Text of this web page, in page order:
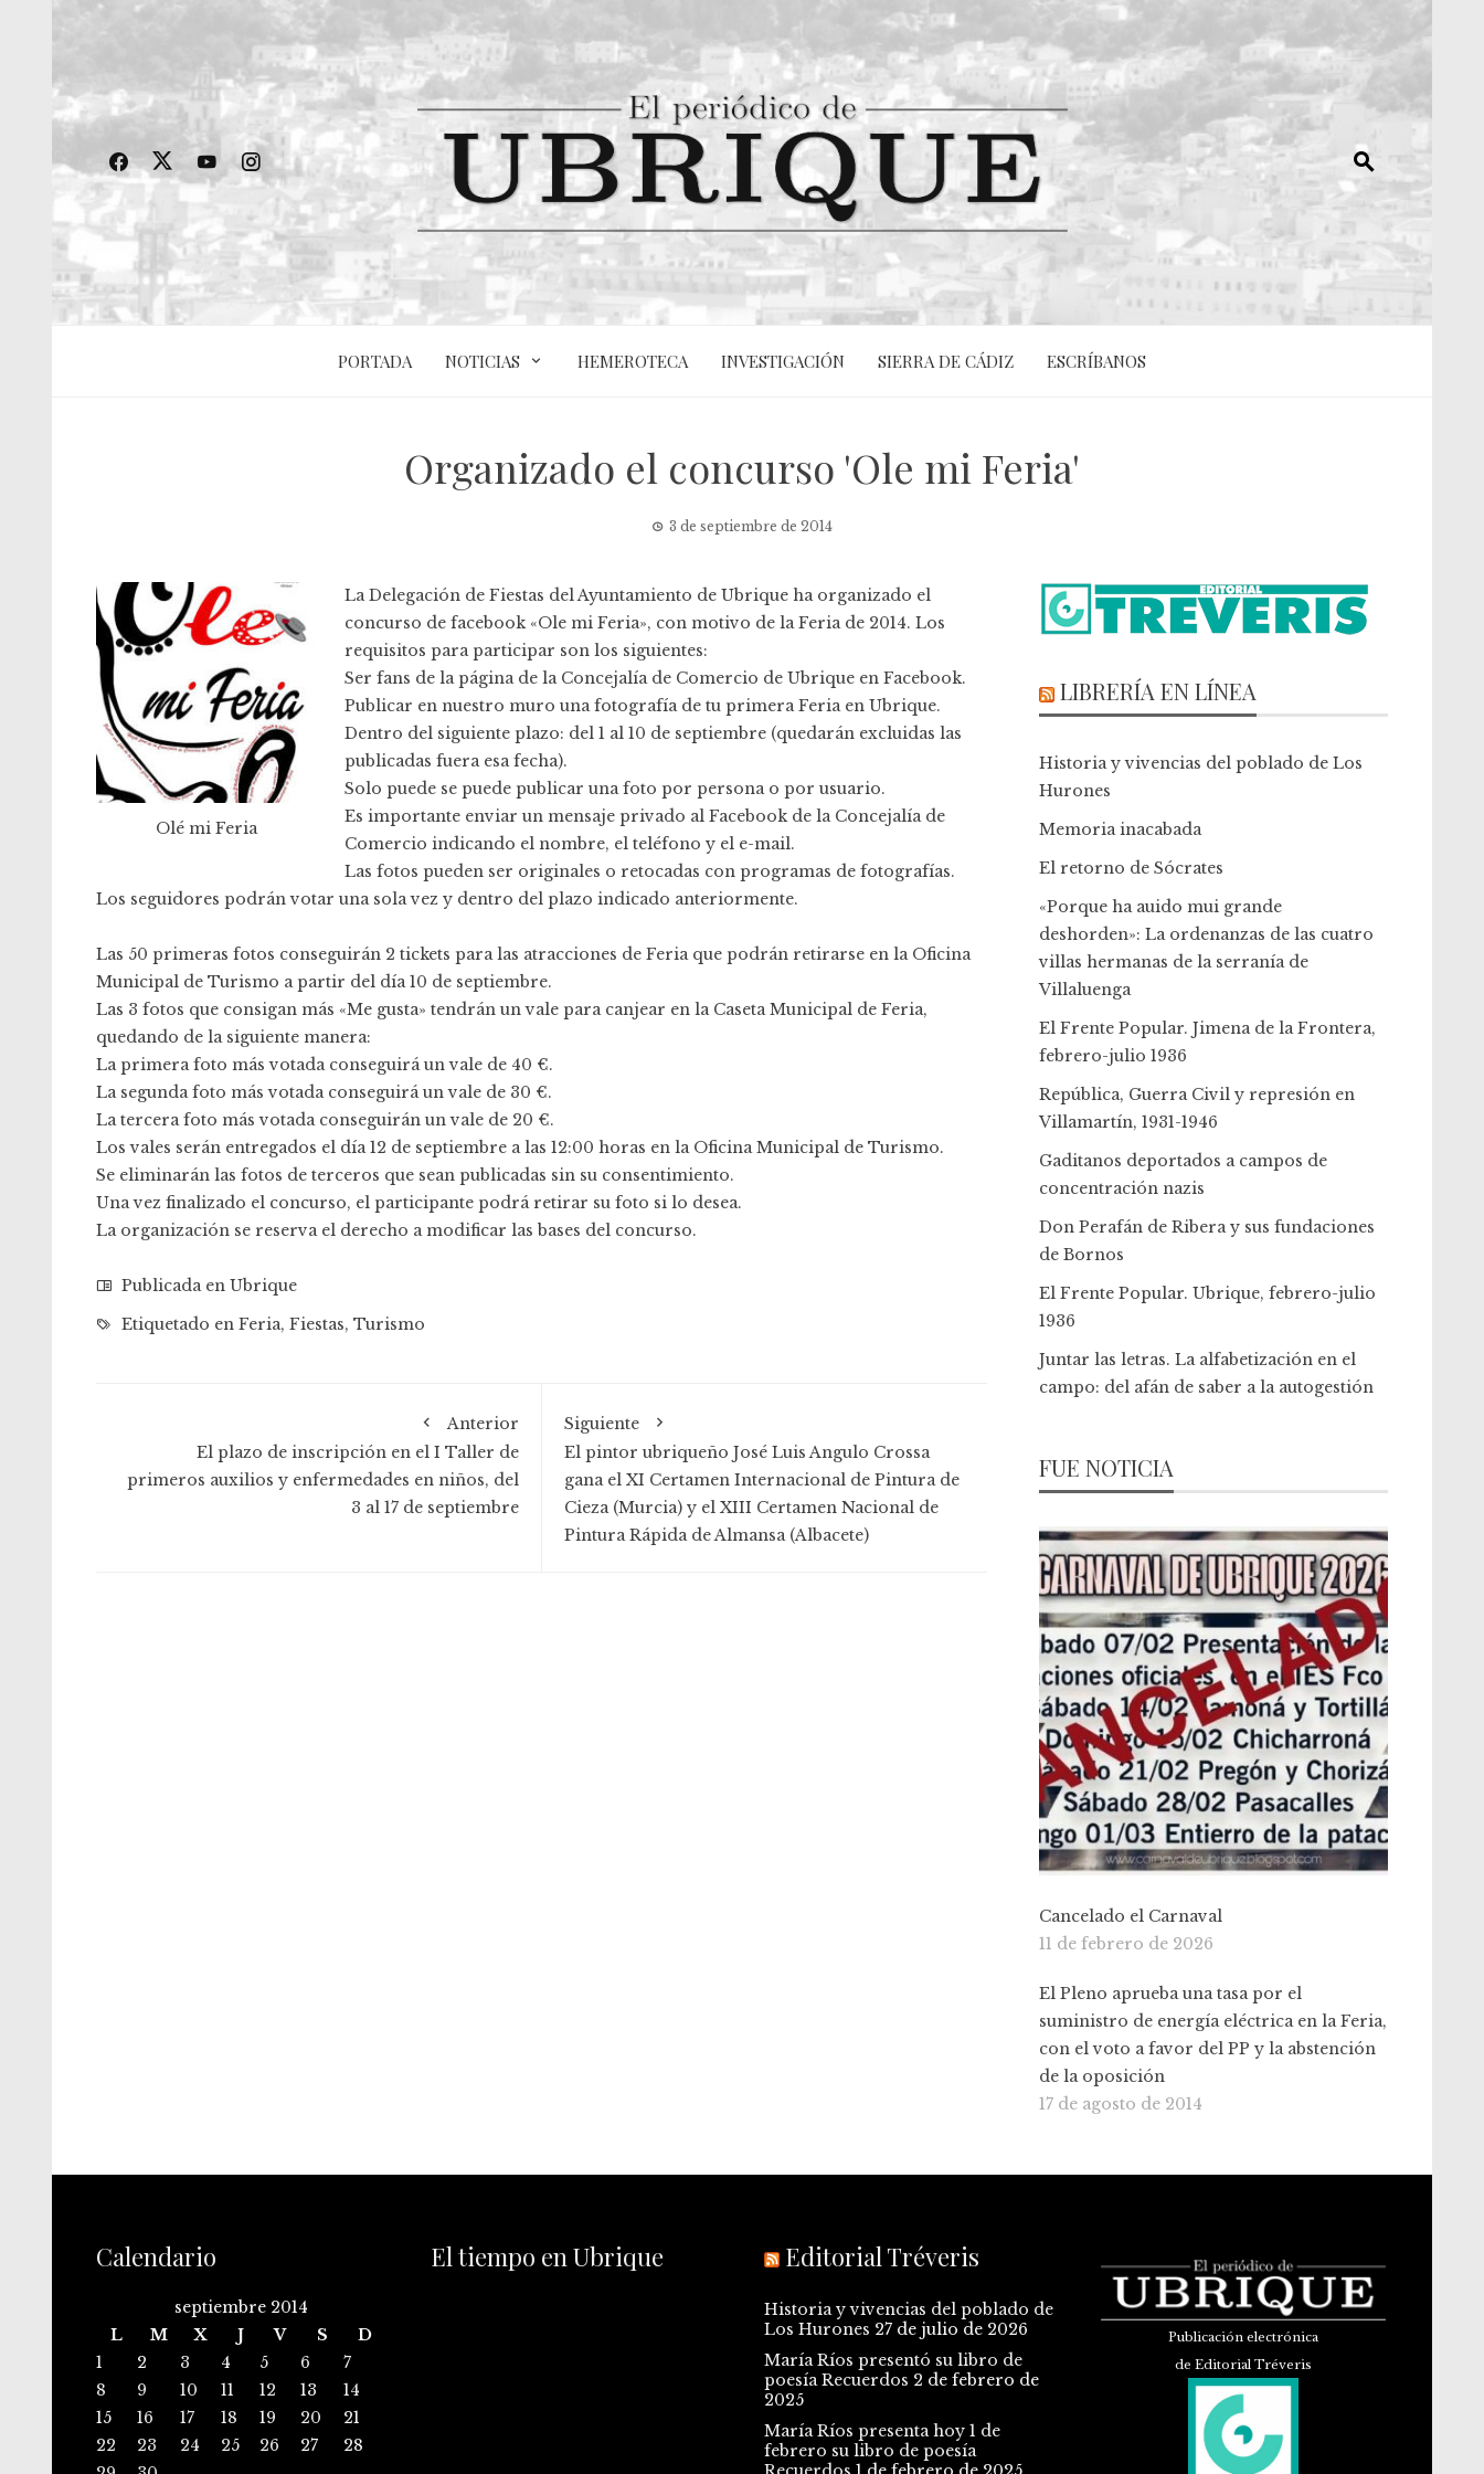
PORTADA NOTICIAS HEMEROTECA INVESTIGACIÓN SIERRA DE CÁDIZ ESCRÍBANOS
Organizado el concurso 'Ole mi Feria'
3 de septiembre de 2014
Olé mi Feria
La Delegación de Fiestas del Ayuntamiento de Ubrique ha organizado el
concurso de facebook «Ole mi Feria», con motivo de la Feria de 2014. Los
requisitos para participar son los siguientes:
Ser fans de la página de la Concejalía de Comercio de Ubrique en Facebook.
Publicar en nuestro muro una fotografía de tu primera Feria en Ubrique.
Dentro del siguiente plazo: del 1 al 10 de septiembre (quedarán excluidas las
publicadas fuera esa fecha).
Solo puede se puede publicar una foto por persona o por usuario.
Es importante enviar un mensaje privado al Facebook de la Concejalía de
Comercio indicando el nombre, el teléfono y el e-mail.
Las fotos pueden ser originales o retocadas con programas de fotografías.
Los seguidores podrán votar una sola vez y dentro del plazo indicado anteriormente.
Las 50 primeras fotos conseguirán 2 tickets para las atracciones de Feria que podrán retirarse en la Oficina
Municipal de Turismo a partir del día 10 de septiembre.
Las 3 fotos que consigan más «Me gusta» tendrán un vale para canjear en la Caseta Municipal de Feria,
quedando de la siguiente manera:
La primera foto más votada conseguirá un vale de 40 €.
La segunda foto más votada conseguirá un vale de 30 €.
La tercera foto más votada conseguirán un vale de 20 €.
Los vales serán entregados el día 12 de septiembre a las 12:00 horas en la Oficina Municipal de Turismo.
Se eliminarán las fotos de terceros que sean publicadas sin su consentimiento.
Una vez finalizado el concurso, el participante podrá retirar su foto si lo desea.
La organización se reserva el derecho a modificar las bases del concurso.
Publicada en Ubrique
Etiquetado en Feria, Fiestas, Turismo
Anterior
El plazo de inscripción en el I Taller de
primeros auxilios y enfermedades en niños, del
3 al 17 de septiembre
Siguiente
El pintor ubriqueño José Luis Angulo Crossa
gana el XI Certamen Internacional de Pintura de
Cieza (Murcia) y el XIII Certamen Nacional de
Pintura Rápida de Almansa (Albacete)
LIBRERÍA EN LÍNEA
Historia y vivencias del poblado de Los
Hurones
Memoria inacabada
El retorno de Sócrates
«Porque ha auido mui grande
deshorden»: La ordenanzas de las cuatro
villas hermanas de la serranía de
Villaluenga
El Frente Popular. Jimena de la Frontera,
febrero-julio 1936
República, Guerra Civil y represión en
Villamartín, 1931-1946
Gaditanos deportados a campos de
concentración nazis
Don Perafán de Ribera y sus fundaciones
de Bornos
El Frente Popular. Ubrique, febrero-julio
1936
Juntar las letras. La alfabetización en el
campo: del afán de saber a la autogestión
FUE NOTICIA
Cancelado el Carnaval
11 de febrero de 2026
El Pleno aprueba una tasa por el
suministro de energía eléctrica en la Feria,
con el voto a favor del PP y la abstención
de la oposición
17 de agosto de 2014
Calendario
septiembre 2014
L
M X J V S
D
1
2 3 4 5 6
7
8
9 10 11 12 13
14
15
16 17 18 19 20
21
22
23 24 25 26 27
28
El tiempo en Ubrique Editorial Tréveris
Historia y vivencias del poblado de
Los Hurones 27 de julio de 2026
María Ríos presentó su libro de
poesía Recuerdos 2 de febrero de
2025
María Ríos presenta hoy 1 de
febrero su libro de poesía
Publicación electrónica
de Editorial Tréveris